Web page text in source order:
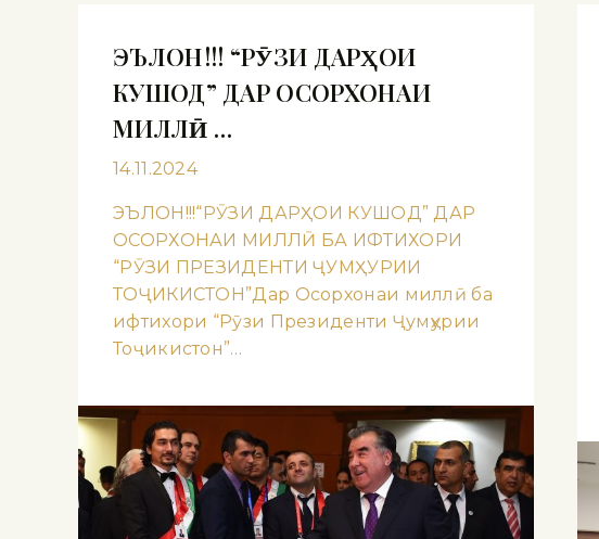
ЭЪЛОН!!! “РӮЗИ ДАРҲОИ
КУШОД” ДАР ОСОРХОНАИ
МИЛЛӢ …
14.11.2024
ЭЪЛОН!!!“РӮЗИ ДАРҲОИ КУШОД” ДАР
ОСОРХОНАИ МИЛЛӢ БА ИФТИХОРИ
“РӮЗИ ПРЕЗИДЕНТИ ҶУМҲУРИИ
ТОҶИКИСТОН”Дар Осорхонаи миллӣ ба
ифтихори “Рӯзи Президенти Ҷумҳурии
Тоҷикистон”…